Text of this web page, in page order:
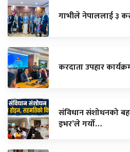
गाभीले नेपाललाई ३
करदाता उपहार
संविधान संशोधनको
इभर’ले गर्यो…